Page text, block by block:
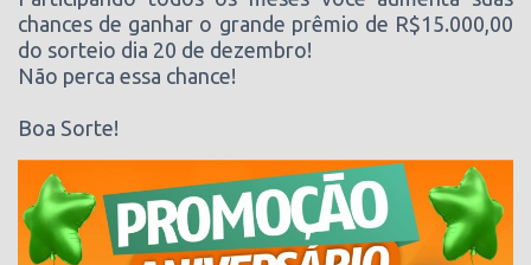
chances de ganhar o grande prêmio de R$15.000,00
do sorteio dia 20 de dezembro!
Não perca essa chance!
Boa Sorte!